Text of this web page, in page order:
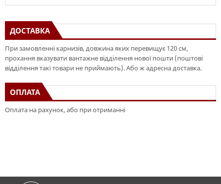
ДОСТАВКА
При замовленні карнизів, довжина яких перевищує 120 см,
прохання вказувати вантажне відділення нової пошти (поштові
відділення такі товари не приймають). Або ж адресна доставка.
ОПЛАТА
Оплата на рахунок, або при отриманні